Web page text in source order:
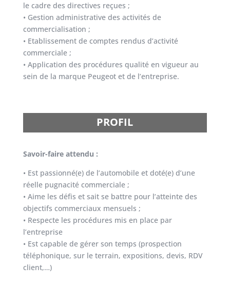
le cadre des directives reçues ;
• Gestion administrative des activités de
commercialisation ;
• Etablissement de comptes rendus d’activité
commerciale ;
• Application des procédures qualité en vigueur au
sein de la marque Peugeot et de l’entreprise.
PROFIL
Savoir-faire attendu :
• Est passionné(e) de l’automobile et doté(e) d’une
réelle pugnacité commerciale ;
• Aime les défis et sait se battre pour l’atteinte des
objectifs commerciaux mensuels ;
• Respecte les procédures mis en place par
l’entreprise
• Est capable de gérer son temps (prospection
téléphonique, sur le terrain, expositions, devis, RDV
client,…)